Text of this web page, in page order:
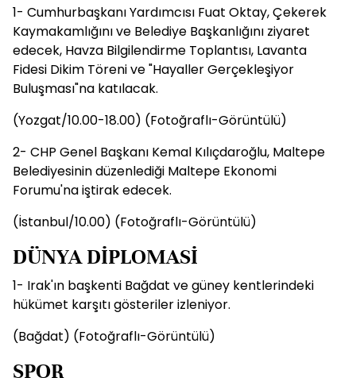
1- Cumhurbaşkanı Yardımcısı Fuat Oktay, Çekerek
Kaymakamlığını ve Belediye Başkanlığını ziyaret
edecek, Havza Bilgilendirme Toplantısı, Lavanta
Fidesi Dikim Töreni ve "Hayaller Gerçekleşiyor
Buluşması"na katılacak.
(Yozgat/10.00-18.00) (Fotoğraflı-Görüntülü)
2- CHP Genel Başkanı Kemal Kılıçdaroğlu, Maltepe
Belediyesinin düzenlediği Maltepe Ekonomi
Forumu'na iştirak edecek.
(İstanbul/10.00) (Fotoğraflı-Görüntülü)
DÜNYA DİPLOMASİ
1- Irak'ın başkenti Bağdat ve güney kentlerindeki
hükümet karşıtı gösteriler izleniyor.
(Bağdat) (Fotoğraflı-Görüntülü)
SPOR